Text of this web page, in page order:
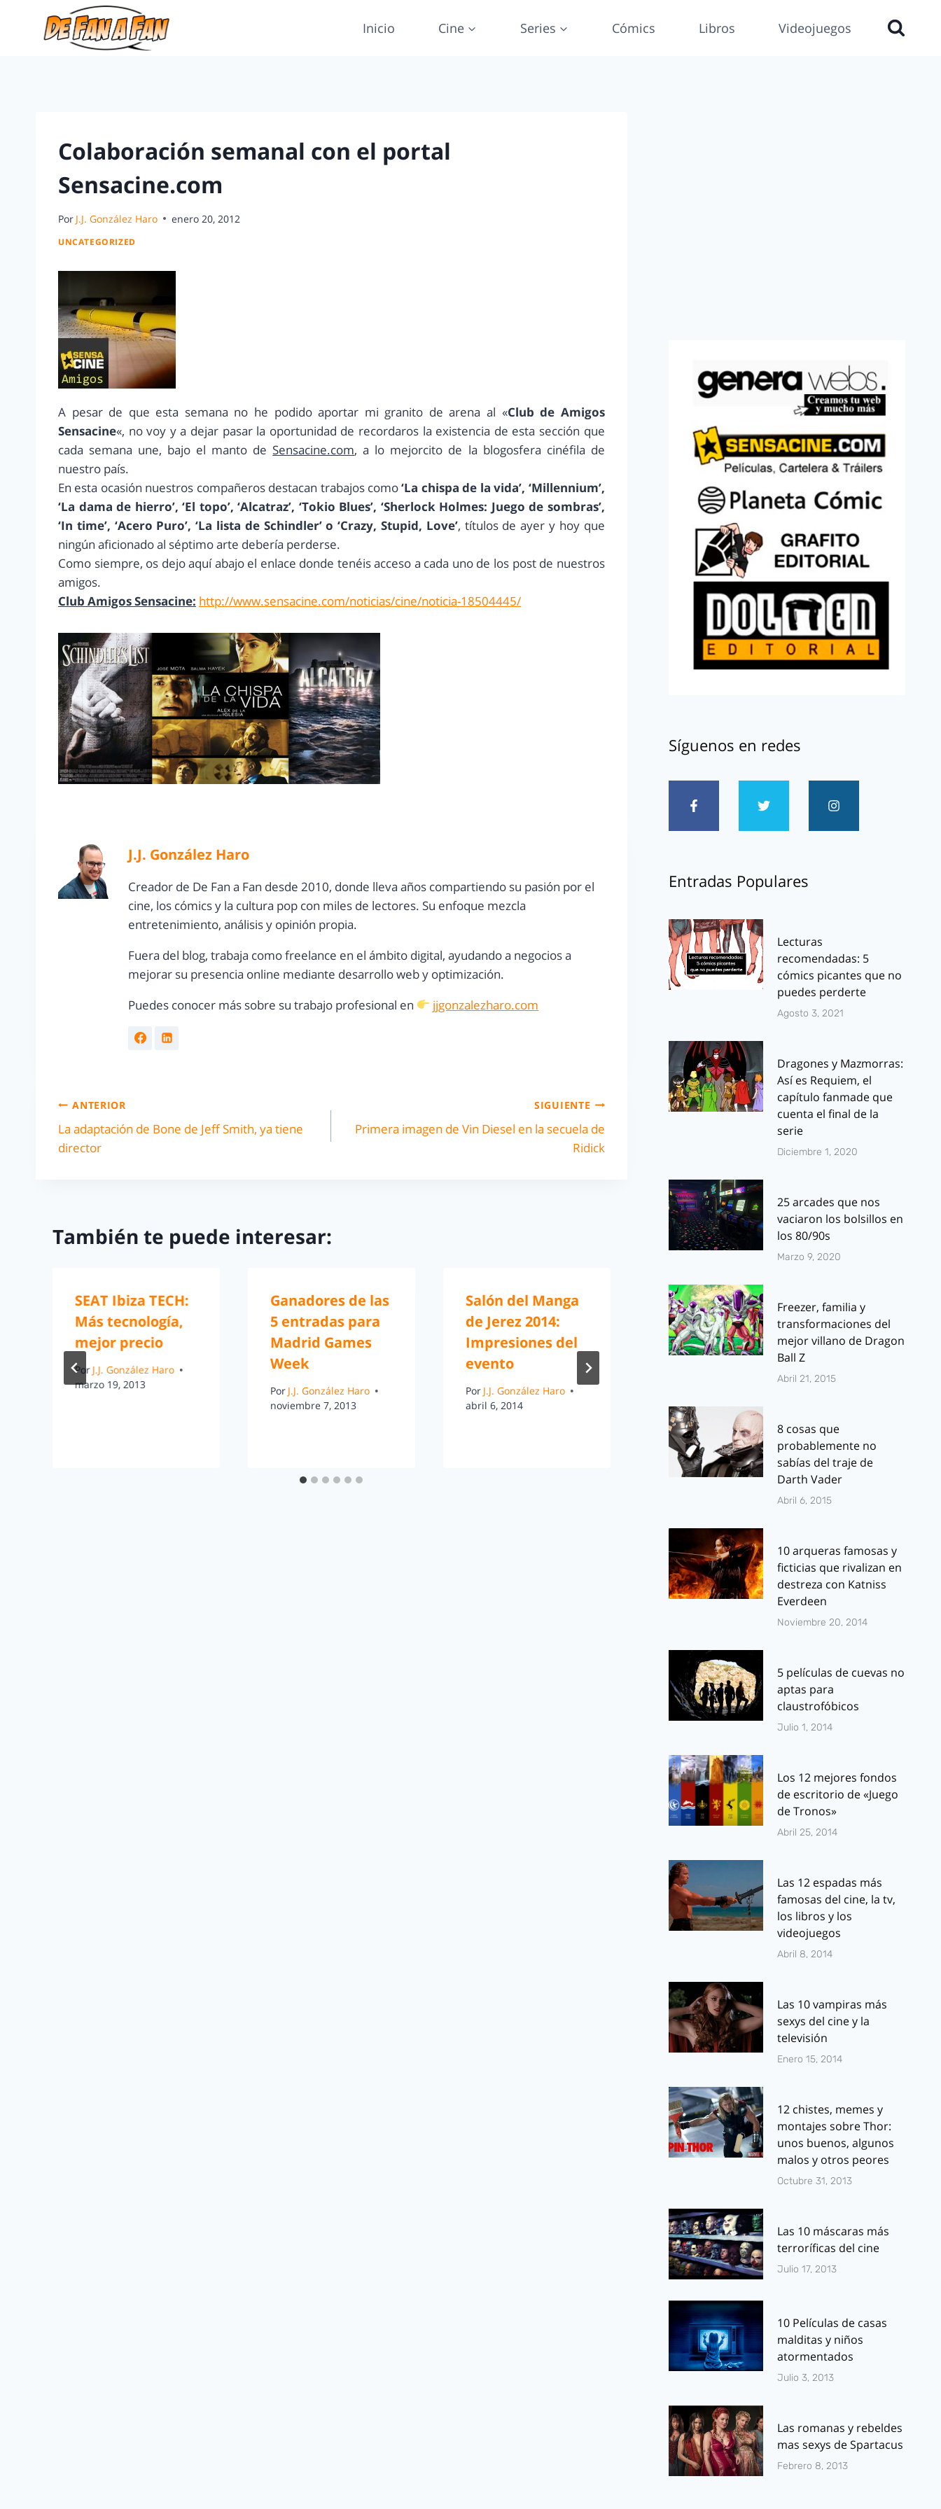
Inicio Cine Series Cómics Libros Videojuegos
Colaboración semanal con el portal
Sensacine.com
Por J.J. González Haro enero 20, 2012
UNCATEGORIZED
A pesar de que esta semana no he podido aportar mi granito de arena al «Club de Amigos
Sensacine«, no voy y a dejar pasar la oportunidad de recordaros la existencia de esta sección que
cada semana une, bajo el manto de Sensacine.com, a lo mejorcito de la blogosfera cinéfila de
nuestro país.
En esta ocasión nuestros compañeros destacan trabajos como‘La chispa de la vida’, ‘Millennium’,
‘La dama de hierro’, ‘El topo’, ‘Alcatraz’, ‘Tokio Blues’, ‘Sherlock Holmes: Juego de sombras’,
‘In time’, ‘Acero Puro’, ‘La lista de Schindler’ o ‘Crazy, Stupid, Love’, títulos de ayer y hoy que
ningún aficionado al séptimo arte debería perderse.
Como siempre, os dejo aquí abajo el enlace donde tenéis acceso a cada uno de los post de nuestros
amigos.
Club Amigos Sensacine: http://www.sensacine.com/noticias/cine/noticia-18504445/
J.J. González Haro
Creador de De Fan a Fan desde 2010, donde lleva años compartiendo su pasión por el
cine, los cómics y la cultura pop con miles de lectores. Su enfoque mezcla
entretenimiento, análisis y opinión propia.
Fuera del blog, trabaja como freelance en el ámbito digital, ayudando a negocios a
mejorar su presencia online mediante desarrollo web y optimización.
Puedes conocer más sobre su trabajo profesional en
jjgonzalezharo.com
ANTERIOR
La adaptación de Bone de Jeff Smith, ya tiene
director
SIGUIENTE
Primera imagen de Vin Diesel en la secuela de
Ridick
También te puede interesar:
SEAT Ibiza TECH:
Más tecnología,
mejor precio
PorJ.J. González Haro
marzo 19, 2013
Ganadores de las
5 entradas para
Madrid Games
Week
Por J.J. González Haro
noviembre 7, 2013
Salón del Manga
de Jerez 2014:
Impresiones del
evento
Por J.J. González Haro
abril 6, 2014
Trailer oficial de
un «Teen Wolf»
alejado de los 80
Juego de
Teaser
Por J.J. González
Síguenos en redes
Entradas Populares
Lecturas
recomendadas: 5
cómics picantes que no
puedes perderte
Agosto 3, 2021
Dragones y Mazmorras:
Así es Requiem, el
capítulo fanmade que
cuenta el final de la
serie
Diciembre 1, 2020
25 arcades que nos
vaciaron los bolsillos en
los 80/90s
Marzo 9, 2020
Freezer, familia y
transformaciones del
mejor villano de Dragon
Ball Z
Abril 21, 2015
8 cosas que
probablemente no
sabías del traje de
Darth Vader
Abril 6, 2015
10 arqueras famosas y
ficticias que rivalizan en
destreza con Katniss
Everdeen
Noviembre 20, 2014
5 películas de cuevas no
aptas para
claustrofóbicos
Julio 1, 2014
Los 12 mejores fondos
de escritorio de «Juego
de Tronos»
Abril 25, 2014
Las 12 espadas más
famosas del cine, la tv,
los libros y los
videojuegos
Abril 8, 2014
Las 10 vampiras más
sexys del cine y la
televisión
Enero 15, 2014
12 chistes, memes y
montajes sobre Thor:
unos buenos, algunos
malos y otros peores
Octubre 31, 2013
Las 10 máscaras más
terroríficas del cine
Julio 17, 2013
10 Películas de casas
malditas y niños
atormentados
Julio 3, 2013
Las romanas y rebeldes
mas sexys de Spartacus
Febrero 8, 2013